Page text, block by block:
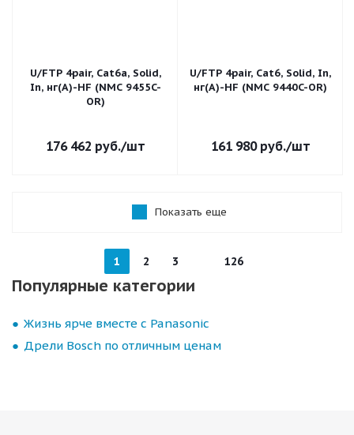
U/FTP 4pair, Cat6a, Solid,
In, нг(А)-HF (NMC 9455C-
OR)
176 462 руб./шт
U/FTP 4pair, Cat6, Solid, In,
нг(А)-HF (NMC 9440C-OR)
161 980руб./шт
Показать еще
1 2 3 126
Популярные категории
Жизнь ярче вместе с Panasonic
Дрели Bosch по отличным ценам